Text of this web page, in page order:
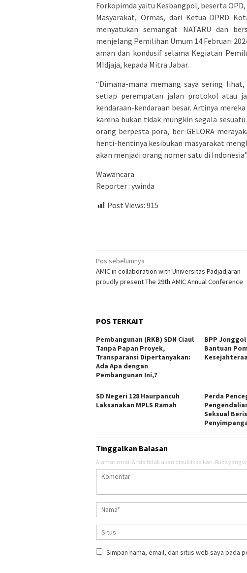
Forkopimda yaitu Kesbangpol, beserta
Masyarakat, Ormas, dari Ketua DPRD
menyatukan semangat NATARU dan
menjelang Pemilihan Umum 14 Februari
aman dan kondusif selama Kegiatan
MIdjaja, kepada Mitra Jabar.
“Dimana-mana memang saya sering
setiap perempatan jalan protokol atau
kendaraan-kendaraan besar. Artinya
karena bukan tidak mungkin segala
orang berpesta pora, ber-GELORA
henti-hentinya kesibukan masyarakat
akan menjadi orang nomer satu di
Wawancara
Reporter : ywinda
Post Views: 915
Navigasi
pos
Pos sebelumnya
AMIC in collaboration with Universitas Padjadjaran
proudly present The 29th AMIC Annual Conference
POS TERKAIT
Pembangunan (RKB) SDN Ciaul
Tanpa Papan Proyek,
Transparansi Dipertanyakan:
Ada Apa dengan
Pembangunan Ini,?
BPP
Bantuan
SD Negeri 128 Haurpancuh
Laksanakan MPLS Ramah
Perda
Seksual
Tinggalkan Balasan
Alamat email Anda tidak akan dipublikasikan. Ruas yang
Simpan nama, email, dan situs web saya pada